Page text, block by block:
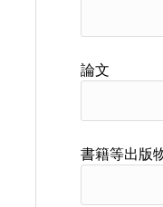
論文
書籍等出版